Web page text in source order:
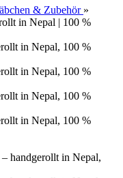
& Zubehör »
in Nepal | 100 %